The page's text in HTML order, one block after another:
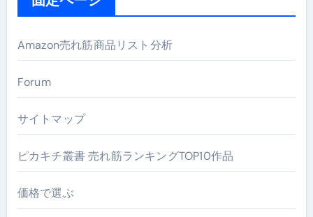
Amazon売れ筋商品リスト分析
Forum
サイトマップ
ピカキチ叢書 売れ筋ランキングTOP10作品
価格で選ぶ